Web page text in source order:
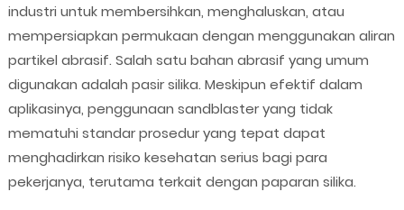
industri untuk membersihkan, menghaluskan, atau
mempersiapkan permukaan dengan menggunakan aliran
partikel abrasif. Salah satu bahan abrasif yang umum
digunakan adalah pasir silika. Meskipun efektif dalam
aplikasinya, penggunaan sandblaster yang tidak
mematuhi standar prosedur yang tepat dapat
menghadirkan risiko kesehatan serius bagi para
pekerjanya, terutama terkait dengan paparan silika.